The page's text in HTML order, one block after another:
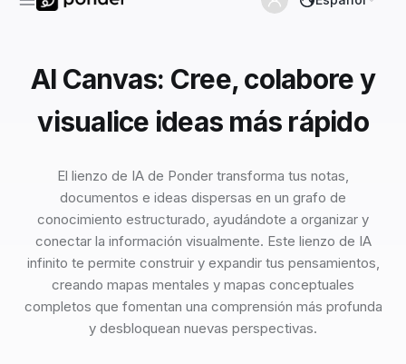
AI Canvas: Cree, colabore y
visualice ideas más rápido
El lienzo de IA de Ponder transforma tus notas,
documentos e ideas dispersas en un grafo de
conocimiento estructurado, ayudándote a organizar y
conectar la información visualmente. Este lienzo de IA
infinito te permite construir y expandir tus pensamientos,
creando mapas mentales y mapas conceptuales
completos que fomentan una comprensión más profunda
y desbloquean nuevas perspectivas.